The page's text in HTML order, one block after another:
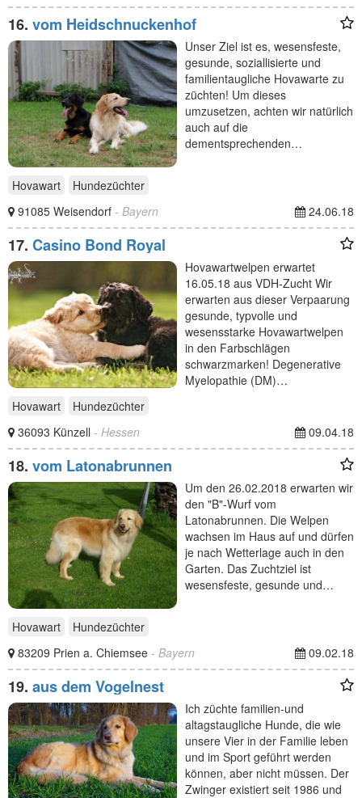
16. vom Heidschnuckenhof
Unser Ziel ist es, wesensfeste,
gesunde, soziallisierte und
familientaugliche Hovawarte zu
züchten! Um dieses
umzusetzen, achten wir natürlich
auch auf die
dementsprechenden…
Hovawart
Hundezüchter
91085 Weisendorf - Bayern 24.06.18
17. Casino Bond Royal
Hovawartwelpen erwartet
16.05.18 aus VDH-Zucht Wir
erwarten aus dieser Verpaarung
gesunde, typvolle und
wesensstarke Hovawartwelpen
in den Farbschlägen
schwarzmarken! Degenerative
Myelopathie (DM)…
Hovawart
Hundezüchter
36093 Künzell - Hessen 09.04.18
18. vom Latonabrunnen
Um den 26.02.2018 erwarten wir
den "B"-Wurf vom
Latonabrunnen. Die Welpen
wachsen im Haus auf und dürfen
je nach Wetterlage auch in den
Garten. Das Zuchtziel ist
wesensfeste, gesunde und…
Hovawart
Hundezüchter
83209 Prien a. Chiemsee - Bayern 09.02.18
19. aus dem Vogelnest
Ich züchte familien-und
altagstaugliche Hunde, die wie
unsere Vier in der Familie leben
und im Sport geführt werden
können, aber nicht müssen. Der
Zwinger existiert seit 1986 und